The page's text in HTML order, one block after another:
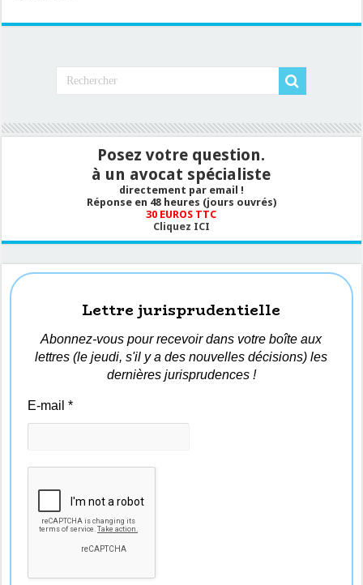
Posez votre question.
à un avocat spécialiste
directement par email !
Réponse en 48 heures (jours ouvrés)
30 EUROS TTC
Cliquez ICI
Lettre jurisprudentielle
Abonnez-vous pour recevoir dans votre boîte aux
lettres (le jeudi, s'il y a des nouvelles décisions) les
dernières jurisprudences !
E-mail*